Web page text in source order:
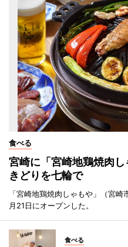
食べる
宮崎に「宮崎地鶏焼肉
きどりを七輪で
「宮崎地鶏焼肉しゃもや」（宮
月21日にオープンした。
食べる